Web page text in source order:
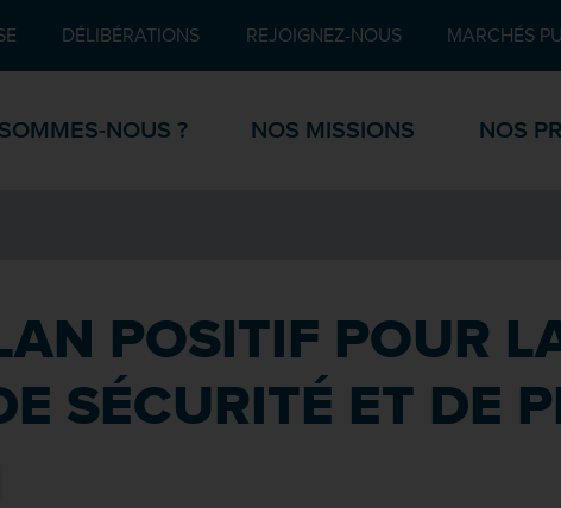
de pageDÉLIBÉRATIONS REJOIGNEZ-NOUS MARCHÉS
NOUS ? NOS MISSIONS NOS
POSITIF POUR
SÉCURITÉ ET DE